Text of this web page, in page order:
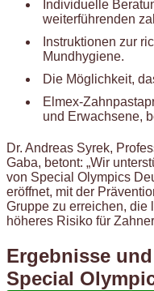
Individuelle
weiterführenden
Instruktionen zur
Mundhygiene.
Die Möglichkeit,
Elmex-
und Erwachsene,
Dr. Andreas Syrek,
Gaba, betont: „Wir
von Special Olympics
eröffnet, mit der
Gruppe zu erreichen, die
höheres Risiko für
Ergebnisse
Special